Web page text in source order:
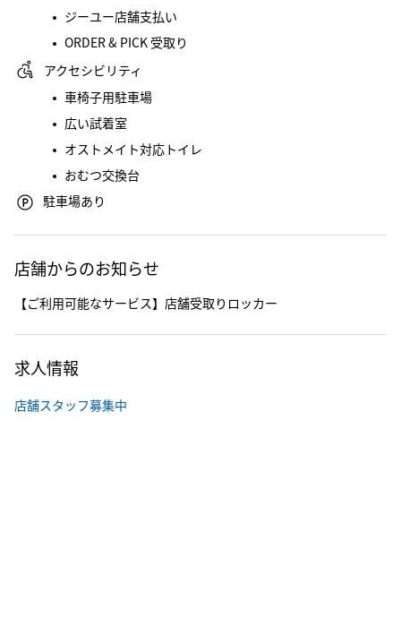
ジーユー店舗支払い
ORDER & PICK 受取り
アクセシビリティ
車椅子用駐車場
広い試着室
オストメイト対応トイレ
おむつ交換台
駐車場あり
店舗からのお知らせ
【ご利用可能なサービス】店舗受取りロッカー
求人情報
店舗スタッフ募集中